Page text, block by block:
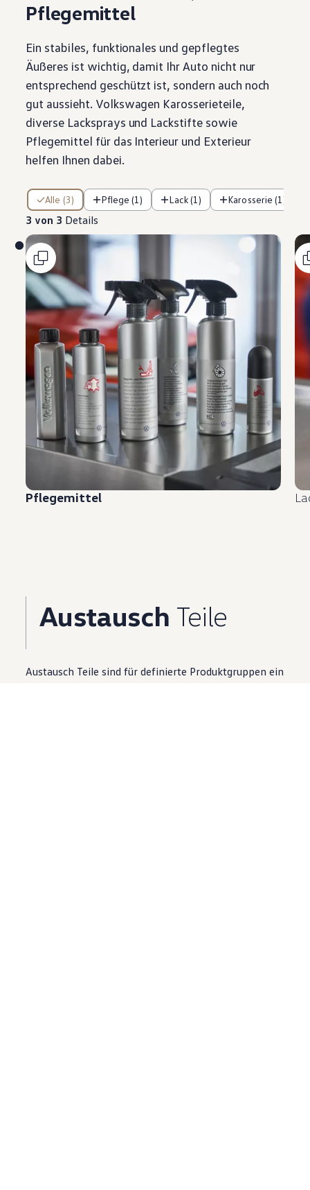
Pflegemittel
Ein stabiles, funktionales und gepflegtes
Äußeres ist wichtig, damit Ihr Auto nicht nur
entsprechend geschützt ist, sondern auch noch
gut aussieht. Volkswagen Karosserieteile,
diverse Lacksprays und Lackstifte sowie
Pflegemittel für das Interieur und Exterieur
helfen Ihnen dabei.
Alle (3) Pflege (1) Lack (1) Karosserie (1)
3 von 3 Details
3 von 3 Details
Pflegemittel
Austausch Teile
Austausch Teile sind für definierte Produktgruppen ein